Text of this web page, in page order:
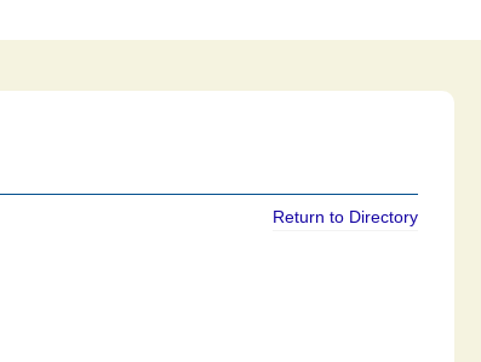
Return to Directory